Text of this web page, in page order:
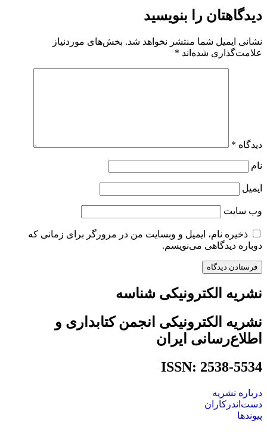
دیدگاهتان را بنویسید
نشانی ایمیل شما منتشر نخواهد شد. بخش‌های موردنیاز
علامت‌گذاری شده‌اند *
دیدگاه *
نام
ایمیل
وب‌ سایت
ذخیره نام، ایمیل و وبسایت من در مرورگر برای زمانی که
دوباره دیدگاهی می‌نویسم.
نشریه الکترونیکی شناسه
نشریه الکترونیکی انجمن کتابداری و
اطلاع‌رسانی ایران
ISSN: 2538-5534
درباره نشریه
دست‌اندرکاران
پیوندها